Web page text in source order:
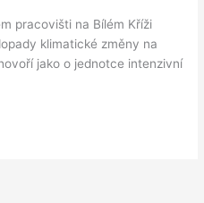
pracovišti na Bílém Kříži
klimatické změny na
jako o jednotce intenzivní